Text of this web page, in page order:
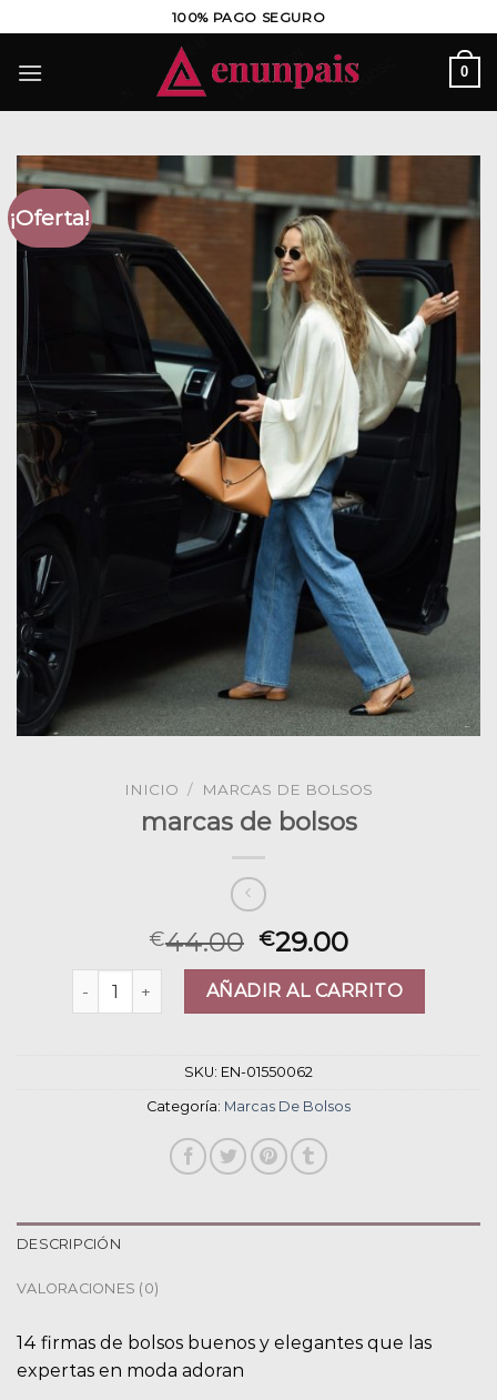
al
contenido
100% PAGO SEGURO
0
¡Oferta!
INICIO / MARCAS DE BOLSOS
marcas de bolsos
€44.00 €29.00
marcas de bolsos cantidadAÑADIR AL CARRITO
SKU: EN-01550062
Categoría: Marcas De Bolsos
DESCRIPCIÓN
VALORACIONES (0)
14 firmas de bolsos buenos y elegantes que las
expertas en moda adoran